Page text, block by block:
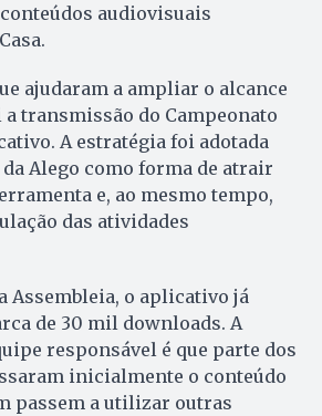
audiovisuais
ajudaram a ampliar o alcance
transmissão do Campeonato
A estratégia foi adotada
Alego como forma de atrair
e, ao mesmo tempo,
das atividades
Assembleia, o aplicativo já
de 30 mil downloads. A
responsável é que parte dos
inicialmente o conteúdo
passem a utilizar outras